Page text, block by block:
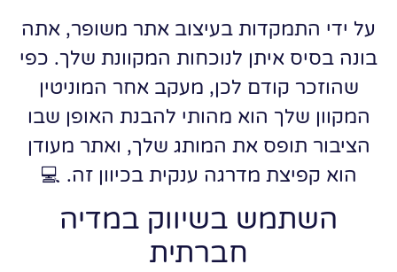
על ידי התמקדות בעיצוב אתר משופר, אתה
בונה בסיס איתן לנוכחות המקוונת שלך. כפי
שהוזכר קודם לכן, מעקב אחר המוניטין
המקוון שלך הוא מהותי להבנת האופן שבו
הציבור תופס את המותג שלך, ואתר מעודן
הוא קפיצת מדרגה ענקית בכיוון זה. 💻
השתמש בשיווק במדיה
חברתית